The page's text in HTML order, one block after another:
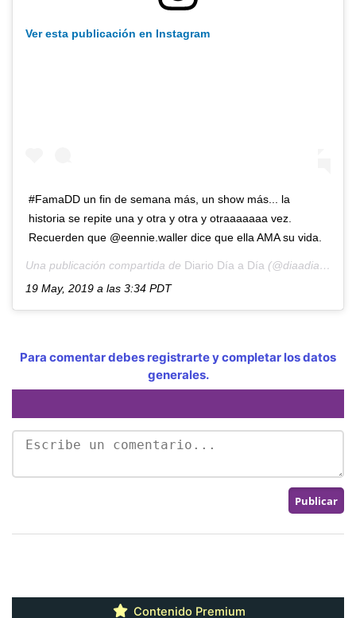
Ver esta publicación en Instagram
#FamaDD un fin de semana más, un show más... la
historia se repite una y otra y otra y otraaaaaaa vez.
Recuerden que @eennie.waller dice que ella AMA su vida.
Una publicación compartida de Diario Día a Día (@diaadiapa) el
19 May, 2019 a las 3:34 PDT
Para comentar debes registrarte y completar los datos
generales.
Contenido Premium